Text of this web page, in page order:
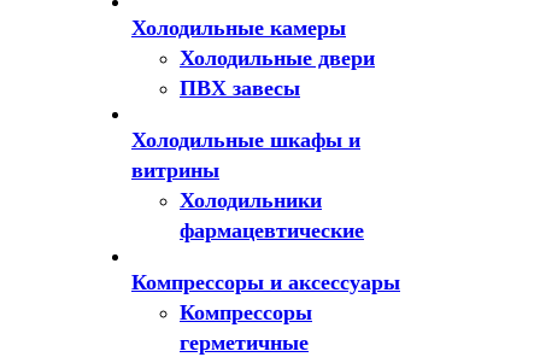
Холодильные камеры
Холодильные двери
ПВХ завесы
Холодильные шкафы и
витрины
Холодильники
фармацевтические
Компрессоры и аксессуары
Компрессоры
герметичные